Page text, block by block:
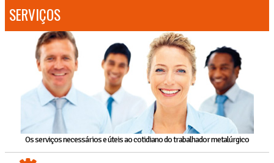
SERVIÇOS
Os serviços necessários e úteis ao cotidiano do trabalhador metalúrgico